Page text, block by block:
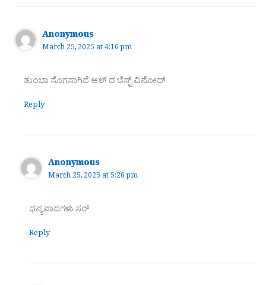
Anonymous
March 25, 2025 at 4:16 pm
ತುಂಬಾ ಸೊಗಸಾಗಿದೆ ಆಲ್ ದ ಬೆಸ್ಟ್ ವಿನೋದ್
Reply
Anonymous
March 25, 2025 at 5:26 pm
ಧನ್ಯವಾದಗಳು ಸರ್
Reply